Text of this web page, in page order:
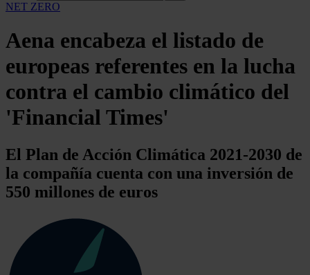
NET ZERO
Aena encabeza el listado de
europeas referentes en la lucha
contra el cambio climático del
'Financial Times'
El Plan de Acción Climática 2021-2030 de
la compañía cuenta con una inversión de
550 millones de euros